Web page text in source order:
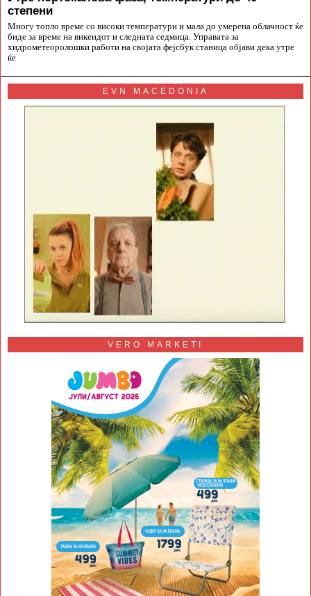
степени
Многу топло време со високи температури и мала до умерена облачност ќе
биде за време на викендот и следната седмица. Управата за
хидрометеоролошки работи на својата фејсбук станица објави дека утре
ќе
EVN MACEDONIA
VERO MARKETI